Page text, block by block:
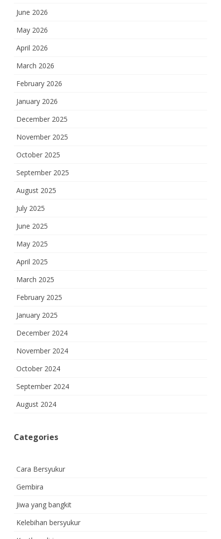
June 2026
May 2026
April 2026
March 2026
February 2026
January 2026
December 2025
November 2025
October 2025
September 2025
August 2025
July 2025
June 2025
May 2025
April 2025
March 2025
February 2025
January 2025
December 2024
November 2024
October 2024
September 2024
August 2024
Categories
Cara Bersyukur
Gembira
Jiwa yang bangkit
Kelebihan bersyukur